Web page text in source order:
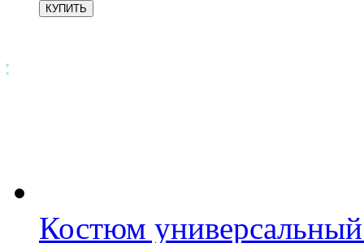
Костюм